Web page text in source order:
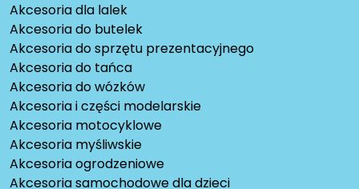
Akcesoria dla lalek
Akcesoria do butelek
Akcesoria do sprzętu prezentacyjnego
Akcesoria do tańca
Akcesoria do wózków
Akcesoria i części modelarskie
Akcesoria motocyklowe
Akcesoria myśliwskie
Akcesoria ogrodzeniowe
Akcesoria samochodowe dla dzieci